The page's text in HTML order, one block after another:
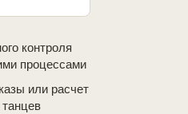
контроля
процессами
или расчет